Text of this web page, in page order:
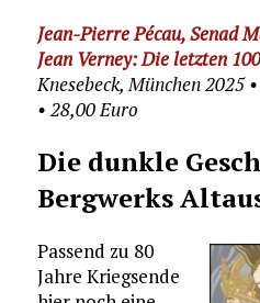
Jean-Pierre Pécau, Senad
Jean Verney: Die letzten
Knesebeck, München 2025
• 28,00 Euro
Die dunkle
Bergwerks
Passend zu 80
Jahre Kriegsende